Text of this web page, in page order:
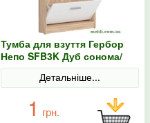
Тумба для взуття Гербор
Непо SFB3K Дуб сонома/
Німфея альба
Детальніше...
1 грн.